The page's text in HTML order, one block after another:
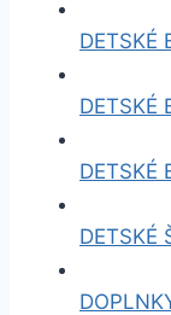
DETSKÉ
DETSKÉ
DETSKÉ
DETSKÉ